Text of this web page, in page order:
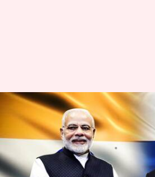
रूस ने यूक्रेन संकट पर
स्थिति' का स्वागत
Feb 23, 2022 07:24 pm